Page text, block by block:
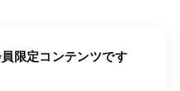
限定コンテンツです